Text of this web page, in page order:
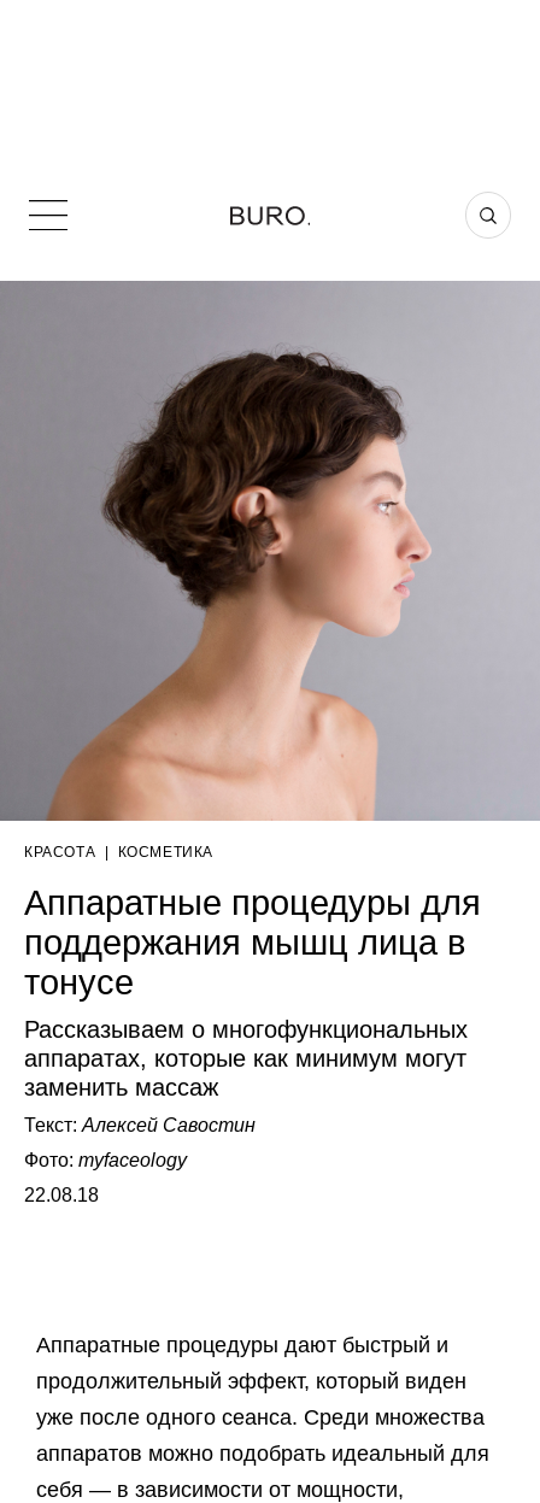
КРАСОТА | КОСМЕТИКА
Аппаратные процедуры для
поддержания мышц лица в
тонусе
Рассказываем о многофункциональных
аппаратах, которые как минимум могут
заменить массаж
Текст: Алексей Савостин
Фото: myfaceology
22.08.18
Аппаратные процедуры дают быстрый и
продолжительный эффект, который виден
уже после одного сеанса. Среди множества
аппаратов можно подобрать идеальный для
себя — в зависимости от мощности,